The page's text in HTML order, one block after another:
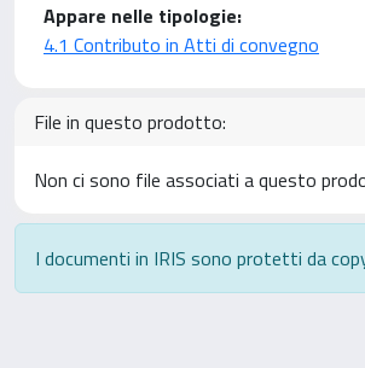
Appare nelle tipologie:
4.1 Contributo in Atti di convegno
File in questo prodotto:
Non ci sono file associati a questo
I documenti in IRIS sono protetti da